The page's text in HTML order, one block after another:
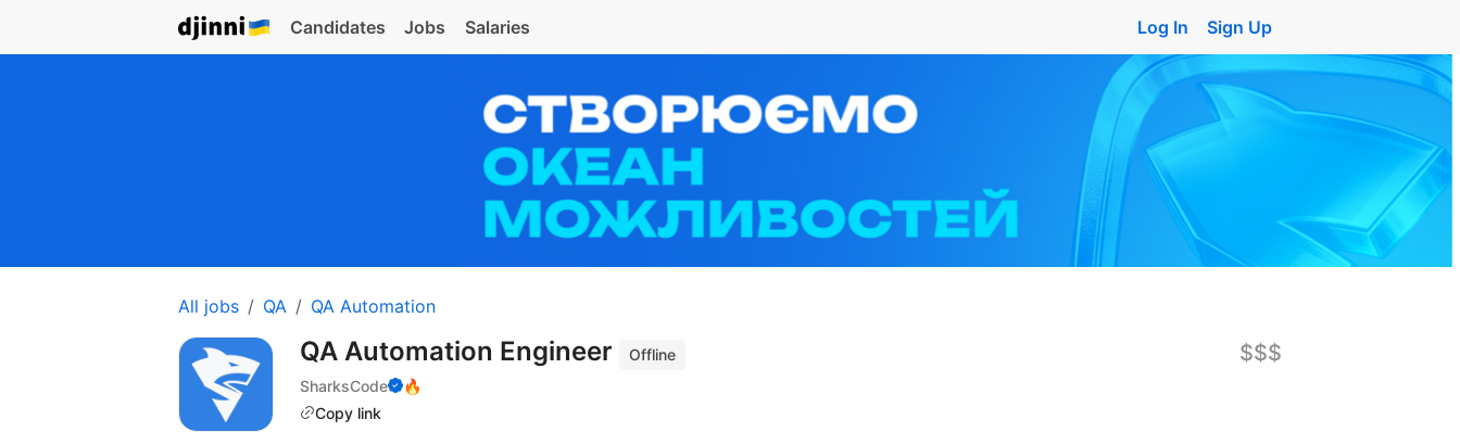
Candidates Jobs Salaries Log In Sign Up
All jobs QA QA Automation
QA Automation Engineer
Offline
SharksCode
🔥
Copy link
$$$